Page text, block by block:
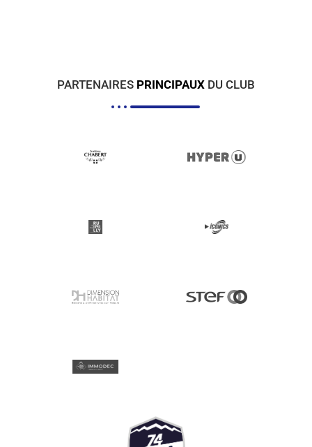
PARTENAIRES PRINCIPAUX DU CLUB